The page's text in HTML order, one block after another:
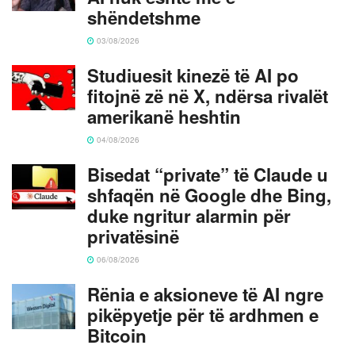
shëndetshme
03/08/2026
Studiuesit kinezë të AI po
fitojnë zë në X, ndërsa rivalët
amerikanë heshtin
04/08/2026
Bisedat “private” të Claude u
shfaqën në Google dhe Bing,
duke ngritur alarmin për
privatësinë
06/08/2026
Rënia e aksioneve të AI ngre
pikëpyetje për të ardhmen e
Bitcoin